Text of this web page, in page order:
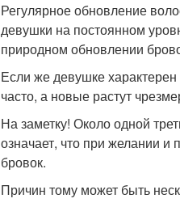
Регулярное обновление
девушки на постоянном
природном обновлении
Если же девушке
часто, а новые растут
На заметку! Около одной
означает, что при желании и
бровок.
Причин тому может быть